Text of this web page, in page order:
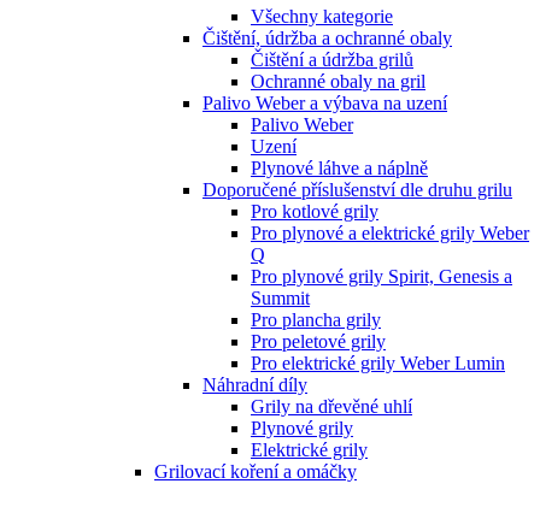
Všechny kategorie
Čištění, údržba a ochranné obaly
Čištění a údržba grilů
Ochranné obaly na gril
Palivo Weber a výbava na uzení
Palivo Weber
Uzení
Plynové láhve a náplně
Doporučené příslušenství dle druhu grilu
Pro kotlové grily
Pro plynové a elektrické grily Weber
Q
Pro plynové grily Spirit, Genesis a
Summit
Pro plancha grily
Pro peletové grily
Pro elektrické grily Weber Lumin
Náhradní díly
Grily na dřevěné uhlí
Plynové grily
Elektrické grily
Grilovací koření a omáčky